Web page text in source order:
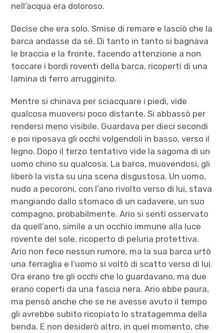
nell’acqua era doloroso.
Decise che era solo. Smise di remare e lasciò che la
barca andasse da sé. Di tanto in tanto si bagnava
le braccia e la fronte, facendo attenzione a non
toccare i bordi roventi della barca, ricoperti di una
lamina di ferro arrugginito.
Mentre si chinava per sciacquare i piedi, vide
qualcosa muoversi poco distante. Si abbassò per
rendersi meno visibile. Guardava per dieci secondi
e poi riposava gli occhi volgendoli in basso, verso il
legno. Dopo il terzo tentativo vide la sagoma di un
uomo chino su qualcosa. La barca, muovendosi, gli
liberò la vista su una scena disgustosa. Un uomo,
nudo a pecoroni, con l’ano rivolto verso di lui, stava
mangiando dallo stomaco di un cadavere, un suo
compagno, probabilmente. Ario si sentì osservato
da quell’ano, simile a un occhio immune alla luce
rovente del sole, ricoperto di peluria protettiva.
Ario non fece nessun rumore, ma la sua barca urtò
una ferraglia e l’uomo si voltò di scatto verso di lui.
Ora erano tre gli occhi che lo guardavano, ma due
erano coperti da una fascia nera. Ario ebbe paura,
ma pensò anche che se ne avesse avuto il tempo
gli avrebbe subito ricopiato lo stratagemma della
benda. E non desiderò altro, in quel momento, che